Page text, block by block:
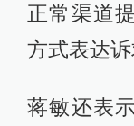
正常渠道
方式表达诉
蒋敏还表